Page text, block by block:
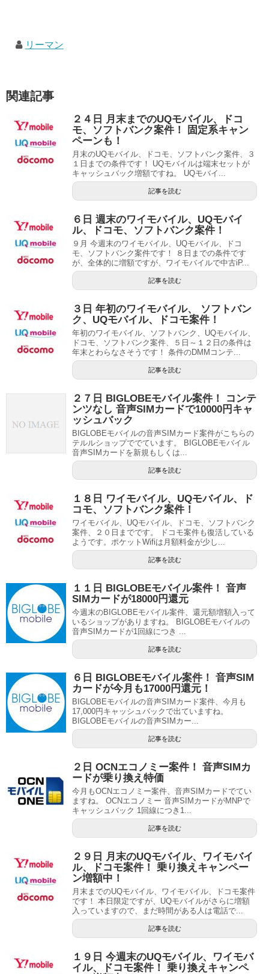
リーマン
関連記事
２４日 月末までのUQモバイル、ドコ
モ、ソフトバンク案件！ 固定系キャン
ペーンも！
月末のUQモバイル、ドコモ、ソフトバンク案件、３
１日までの条件です！ UQモバイルは端末セットが
キャッシュバック増額ですね。 UQモバイ...
記事を読む
６日 週末のワイモバイル、UQモバイ
ル、ドコモ、ソフトバンク案件！
９月 今週末のワイモバイル、UQモバイル、ドコ
モ、ソフトバンク案件です！ ８日までの条件です
が、全体的に増額ですが、ワイモバイルで中古iP...
記事を読む
３日 年初のワイモバイル、 ソフトバン
ク、UQモバイル、ドコモ案件！
年初のワイモバイル、ソフトバンク、UQモバイル、
ドコモ、ソフトバンク案件、５日～１２日の条件は
年末とわらなさそうです！ 条件のDMMコンテ...
記事を読む
２７日 BIGLOBEモバイル案件！ コンテ
ンツなし 音声SIMカードで10000円キャ
ッシュバック
BIGLOBEモバイルの音声SIMカード案件がこちらの
テルルショップででています。 BIGLOBEモバイル
音声SIMカードを新規もしくは...
記事を読む
１８日 ワイモバイル、UQモバイル、ド
コモ、ソフトバンク案件！
ワイモバイル、UQモバイル、ドコモ、ソフトバンク
案件、２０日までです。 ドコモ案件も復活している
ようです。ポケットWifiは月額料金が少し...
記事を読む
１１日 BIGLOBEモバイル案件！ 音声
SIMカードが18000円還元
今週末のBIGLOBEモバイル案件、還元額増額入って
いるショップがありますね。 BIGLOBEモバイルの
音声SIMカードが1回線につき ...
記事を読む
６日 BIGLOBEモバイル案件！ 音声SIM
カードが今月も17000円還元！
BIGLOBEモバイルの音声SIMカード案件、今月も
17,000円キャッシュバックで出ていますね。
BIGLOBEモバイルの音声SIMカー...
記事を読む
２日 OCNエコノミー案件！ 音声SIMカ
ードが乗り換え特価
今月もOCNエコノミー案件、音声SIMカードでてい
ますね。 OCNエコノミー 音声SIMカードがMNPで
キャッシュバック 1回線につき1...
記事を読む
２９日 月末のUQモバイル、ワイモバイ
ル、ドコモ案件！ 乗り換えキャンペー
ン増額中！
月末までのUQモバイル、ワイモバイル、ドコモ案件
です！ 本日限定ですが、UQモバイルがさらに増額
入っていますので、まだ時間がある人は電話で...
記事を読む
１９日 今週末のUQモバイル、ワイモバ
イル、ドコモ案件！ 乗り換えキャンペ